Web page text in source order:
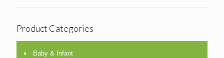
Product Categories
Baby & Infant